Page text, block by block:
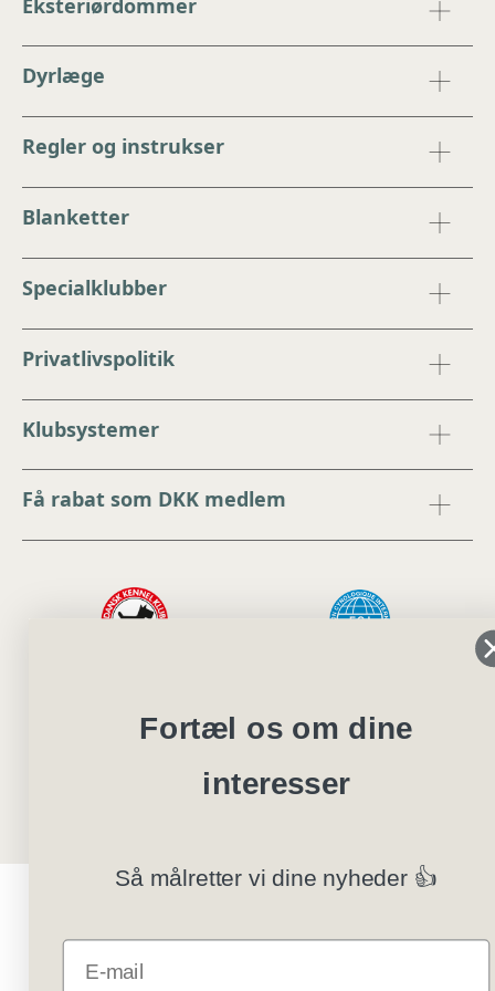
Dyrlæge
Regler og instrukser
Blanketter
Specialklubber
Privatlivspolitik
Klubsystemer
Få rabat som DKK medlem
Fortæl os om dine
interesser
Så målretter vi dine nyheder 👍
E-mail